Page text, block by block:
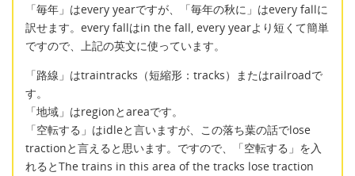
「毎年」はevery yearですが、「毎年の秋に」はevery fallに
訳せます。every fallはin the fall, every yearより短くて簡単
ですので、上記の英文に使っています。
「路線」はtraintracks（短縮形：tracks）またはrailroadで
す。
「地域」はregionとareaです。
「空転する」はidleと言いますが、この落ち葉の話でlose
tractionと言えると思います。ですので、「空転する」を入
れるとThe trains in this area of the tracks lose traction